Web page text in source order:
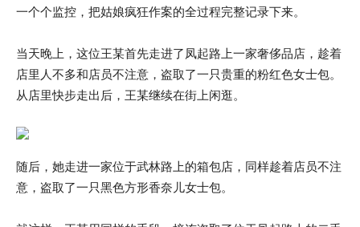
一个个监控，把姑娘疯狂作案的全过程完整记录下来。
当天晚上，这位王某首先走进了凤起路上一家奢侈品店，趁着
店里人不多和店员不注意，盗取了一只贵重的粉红色女士包。
从店里快步走出后，王某继续在街上闲逛。
随后，她走进一家位于武林路上的箱包店，同样趁着店员不注
意，盗取了一只黑色方形香奈儿女士包。